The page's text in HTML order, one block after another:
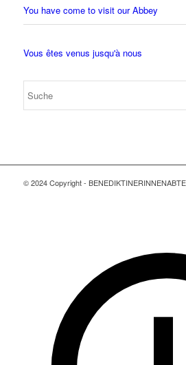
You have come to visit our Abbey
Vous êtes venus jusqu'à nous
© 2024 Copyright -